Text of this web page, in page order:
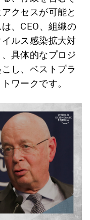
クセスが可能と
、CEO、組織の
ルス感染拡大対
具体的なプロジ
し、ベストプラ
ワークです。